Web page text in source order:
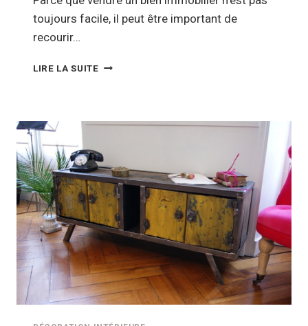
toujours facile, il peut être important de
recourir…
LIRE LA SUITEHOME
DE
POUR
VENDRE
VOTRE
BIEN
IMMOBILIER